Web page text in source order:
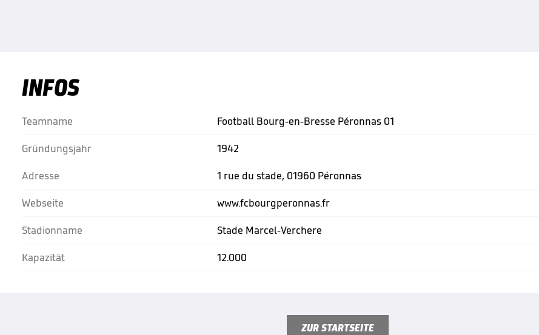
INFOS
Teamname
Gründungsjahr
Adresse
Webseite
Stadionname
Kapazität
Football Bourg-en-Bresse Péronnas 01
1942
1 rue du stade, 01960 Péronnas
www.fcbourgperonnas.fr
Stade Marcel-Verchere
12.000
ZUR STARTSEITE